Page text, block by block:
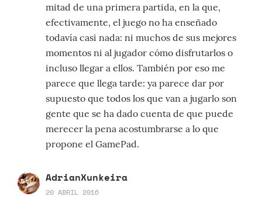
mitad de una primera partida, en la que,
efectivamente, el juego no ha enseñado
todavía casi nada: ni muchos de sus mejores
momentos ni al jugador cómo disfrutarlos o
incluso llegar a ellos. También por eso me
parece que llega tarde: ya parece dar por
supuesto que todos los que van a jugarlo son
gente que se ha dado cuenta de que puede
merecer la pena acostumbrarse a lo que
propone el GamePad.
AdrianXunkeira
20 ABRIL 2016